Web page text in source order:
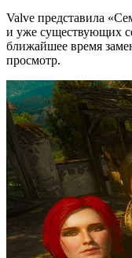
Valve представила
и уже существующих
ближайшее время
просмотр.